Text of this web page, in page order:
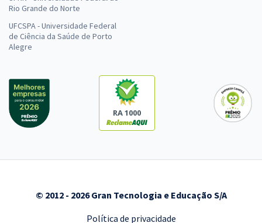
Rio Grande do Norte
UFCSPA - Universidade Federal
de Ciência da Saúde de Porto
Alegre
RA 1000
© 2012 - 2026 Gran Tecnologia e Educação S/A
Política de privacidade